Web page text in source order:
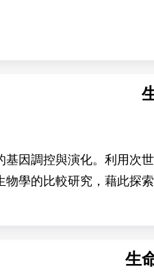
因調控與演化。利用次
學的比較研究，藉此探
生